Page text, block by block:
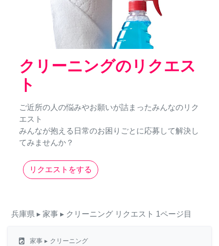
クリーニングのリクエス
ト
ご近所の人の悩みやお願いが詰まったみんなのリク
エスト
みんなが抱える日常のお困りごとに応募して解決し
てみませんか？
リクエストをする
兵庫県 ▸ 家事 ▸ クリーニング リクエスト 1ページ目
local_laundry_service 家事 ▸ クリーニング